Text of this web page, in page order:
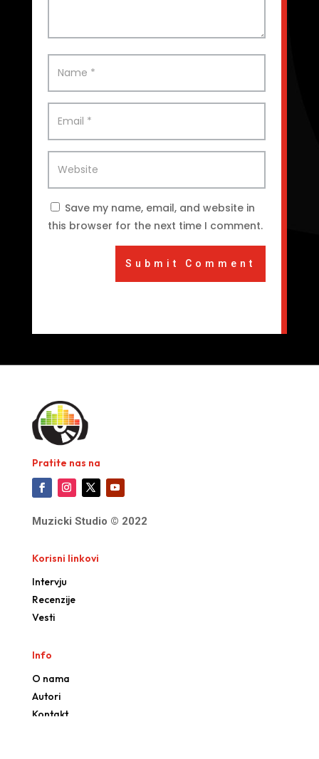
Save my name, email, and website in
this browser for the next time I comment.
Submit Comment
Pratite nas na
Muzicki Studio © 2022
Korisni linkovi
Intervju
Recenzije
Vesti
Info
O nama
Autori
Kontakt